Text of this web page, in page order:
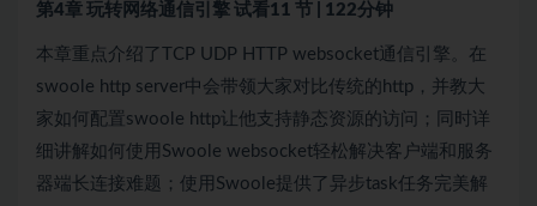
第4章 玩转网络通信引擎 试看11 节 | 122分钟
本章重点介绍了TCP UDP HTTP websocket通信引擎。在
swoole http server中会带领大家对比传统的http，并教大
家如何配置swoole http让他支持静态资源的访问；同时详
细讲解如何使用Swoole websocket轻松解决客户端和服务
器端长连接难题；使用Swoole提供了异步task任务完美解